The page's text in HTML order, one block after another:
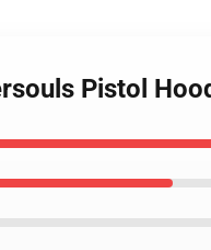
Pistol